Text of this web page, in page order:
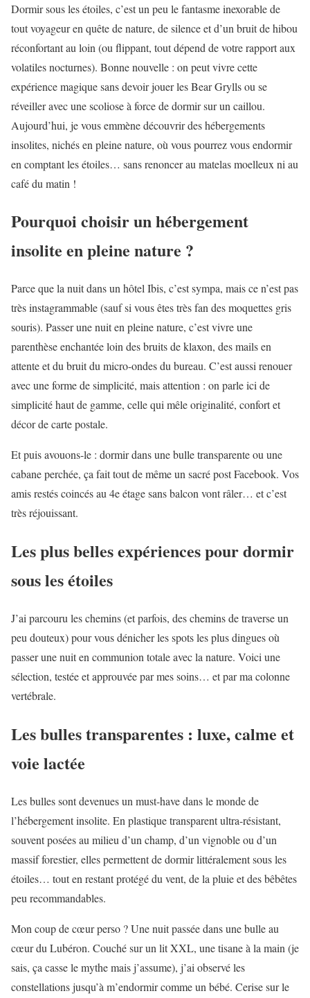
Dormir sous les étoiles, c’est un peu le fantasme inexorable de
tout voyageur en quête de nature, de silence et d’un bruit de hibou
réconfortant au loin (ou flippant, tout dépend de votre rapport aux
volatiles nocturnes). Bonne nouvelle : on peut vivre cette
expérience magique sans devoir jouer les Bear Grylls ou se
réveiller avec une scoliose à force de dormir sur un caillou.
Aujourd’hui, je vous emmène découvrir des hébergements
insolites, nichés en pleine nature, où vous pourrez vous endormir
en comptant les étoiles… sans renoncer au matelas moelleux ni au
café du matin !
Pourquoi choisir un hébergement
insolite en pleine nature ?
Parce que la nuit dans un hôtel Ibis, c’est sympa, mais ce n’est pas
très instagrammable (sauf si vous êtes très fan des moquettes gris
souris). Passer une nuit en pleine nature, c’est vivre une
parenthèse enchantée loin des bruits de klaxon, des mails en
attente et du bruit du micro-ondes du bureau. C’est aussi renouer
avec une forme de simplicité, mais attention : on parle ici de
simplicité haut de gamme, celle qui mêle originalité, confort et
décor de carte postale.
Et puis avouons-le : dormir dans une bulle transparente ou une
cabane perchée, ça fait tout de même un sacré post Facebook. Vos
amis restés coincés au 4e étage sans balcon vont râler… et c’est
très réjouissant.
Les plus belles expériences pour dormir
sous les étoiles
J’ai parcouru les chemins (et parfois, des chemins de traverse un
peu douteux) pour vous dénicher les spots les plus dingues où
passer une nuit en communion totale avec la nature. Voici une
sélection, testée et approuvée par mes soins… et par ma colonne
vertébrale.
Les bulles transparentes : luxe, calme et
voie lactée
Les bulles sont devenues un must-have dans le monde de
l’hébergement insolite. En plastique transparent ultra-résistant,
souvent posées au milieu d’un champ, d’un vignoble ou d’un
massif forestier, elles permettent de dormir littéralement sous les
étoiles… tout en restant protégé du vent, de la pluie et des bêbêtes
peu recommandables.
Mon coup de cœur perso ? Une nuit passée dans une bulle au
cœur du Lubéron. Couché sur un lit XXL, une tisane à la main (je
sais, ça casse le mythe mais j’assume), j’ai observé les
constellations jusqu’à m’endormir comme un bébé. Cerise sur le